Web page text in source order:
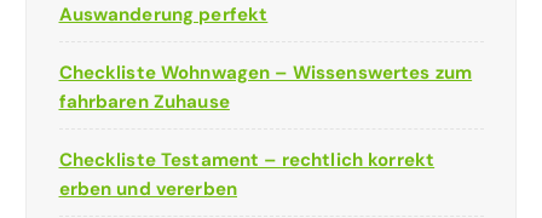
Auswanderung perfekt
Checkliste Wohnwagen – Wissenswertes zum
fahrbaren Zuhause
Checkliste Testament – rechtlich korrekt
erben und vererben